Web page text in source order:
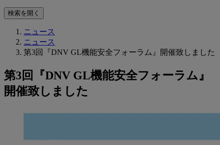
検索を開く
ニュース
ニュース
第3回『DNV GL機能安全フォーラム』開催致しました
第3回『DNV GL機能安全フォーラム』
開催致しました